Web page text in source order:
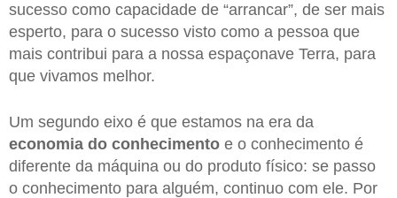
sucesso como capacidade de “arrancar”, de ser mais
esperto, para o sucesso visto como a pessoa que
mais contribui para a nossa espaçonave Terra, para
que vivamos melhor.
Um segundo eixo é que estamos na era da
economia do conhecimento e o conhecimento é
diferente da máquina ou do produto físico: se passo
o conhecimento para alguém, continuo com ele. Por